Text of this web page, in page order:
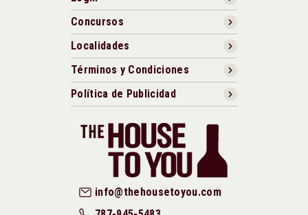
Concursos
Localidades
Términos y Condiciones
Política de Publicidad
info@thehousetoyou.com